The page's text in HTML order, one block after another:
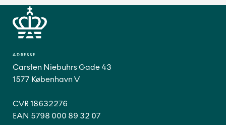
ADRESSE
Carsten Niebuhrs Gade 43
1577 København V
CVR 18632276
EAN 5798 000 89 32 07